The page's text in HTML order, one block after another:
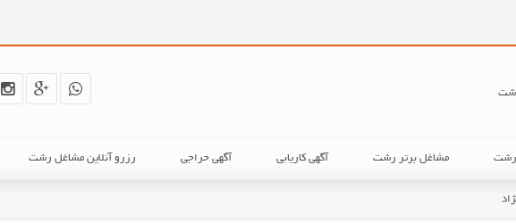
رشت
رشت مشاغل برتر رشت آگهی کاریابی آگهی حراجی رزرو آنلاین مشاغل رشت